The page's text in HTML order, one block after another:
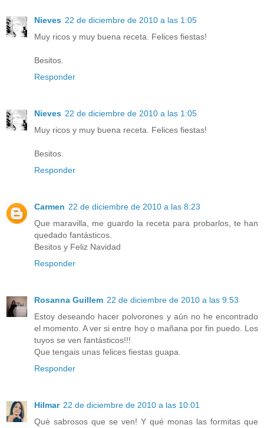
Nieves 22 de diciembre de 2010 a las 1:05
Muy ricos y muy buena receta. Felices fiestas!
Besitos.
Responder
Nieves 22 de diciembre de 2010 a las 1:05
Muy ricos y muy buena receta. Felices fiestas!
Besitos.
Responder
Carmen 22 de diciembre de 2010 a las 8:23
Que maravilla, me guardo la receta para probarlos, te han
quedado fantásticos.
Besitos y Feliz Navidad
Responder
Rosanna Guillem 22 de diciembre de 2010 a las 9:53
Estoy deseando hacer polvorones y aún no he encontrado
el momento. A ver si entre hoy o mañana por fin puedo. Los
tuyos se ven fantásticos!!!
Que tengais unas felices fiestas guapa.
Responder
Hilmar 22 de diciembre de 2010 a las 10:01
Què sabrosos que se ven! Y qué monas las formitas que